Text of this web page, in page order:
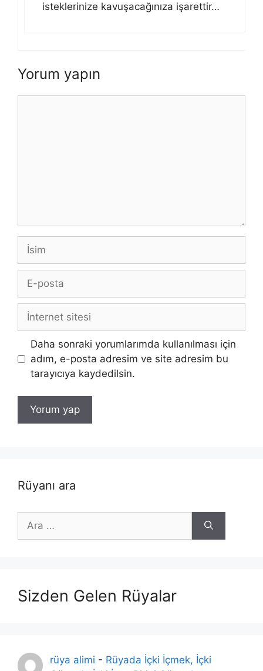
isteklerinize kavuşacağınıza işarettir…
Yorum yapın
İsim
posta
İnternet
sitesi
Daha sonraki yorumlarımda kullanılması için
adım, e-posta adresim ve site adresim bu
tarayıcıya kaydedilsin.
Rüyanı ara
için
Sizden Gelen Rüyalar
rüya alimi - Rüyada İçki İçmek, İçki